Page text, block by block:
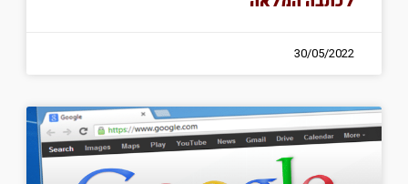
30/05/2022